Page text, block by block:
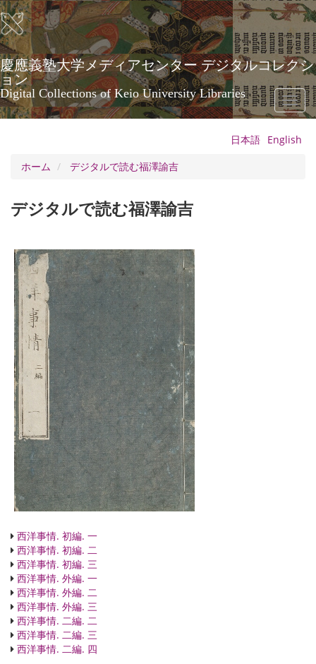
メ
イ
ン
コ
ン
テ
ン
ツ
に
慶應義塾大学メディアセンター デジタルコレクシ
ョン
Digital Collections of Keio University Libraries
Toggle
日本語 English
ホーム
デジタルで読む福澤諭吉
デジタルで読む福澤諭吉
西洋事情. 初編. 一
西洋事情. 初編. 二
西洋事情. 初編. 三
西洋事情. 外編. 一
西洋事情. 外編. 二
西洋事情. 外編. 三
西洋事情. 二編. 二
西洋事情. 二編. 三
西洋事情. 二編. 四